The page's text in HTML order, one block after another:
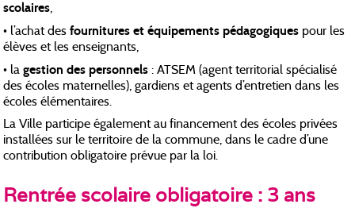
scolaires,
• l’achat desfournitures et équipements pédagogiques pour les
élèves et les enseignants,
• lagestion des personnels : ATSEM (agent territorial spécialisé
des écoles maternelles), gardiens et agents d’entretien dans les
écoles élémentaires.
La Ville participe également au financement des écoles privées
installées sur le territoire de la commune, dans le cadre d’une
contribution obligatoire prévue par la loi.
Rentrée scolaire obligatoire : 3 ans